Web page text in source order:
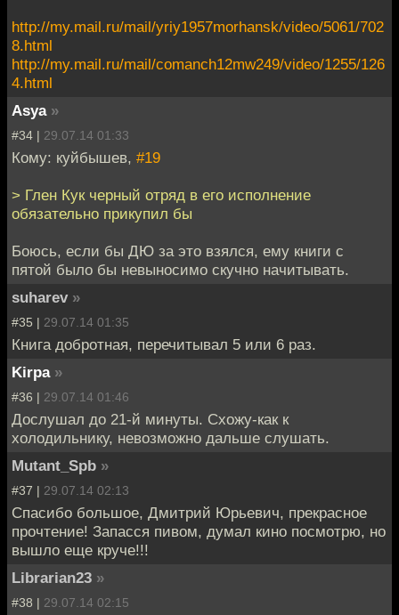
http://my.mail.ru/mail/yriy1957morhansk/video/5061/702
8.html
http://my.mail.ru/mail/comanch12mw249/video/1255/126
4.html
Asya »
#34 | 29.07.14 01:33
Кому: куйбышев, #19
> Глен Кук черный отряд в его исполнение
обязательно прикупил бы
Боюсь, если бы ДЮ за это взялся, ему книги с
пятой было бы невыносимо скучно начитывать.
suharev »
#35 | 29.07.14 01:35
Книга добротная, перечитывал 5 или 6 раз.
Kirpa »
#36 | 29.07.14 01:46
Дослушал до 21-й минуты. Схожу-как к
холодильнику, невозможно дальше слушать.
Mutant_Spb »
#37 | 29.07.14 02:13
Спасибо большое, Дмитрий Юрьевич, прекрасное
прочтение! Запасся пивом, думал кино посмотрю, но
вышло еще круче!!!
Librarian23 »
#38 | 29.07.14 02:15